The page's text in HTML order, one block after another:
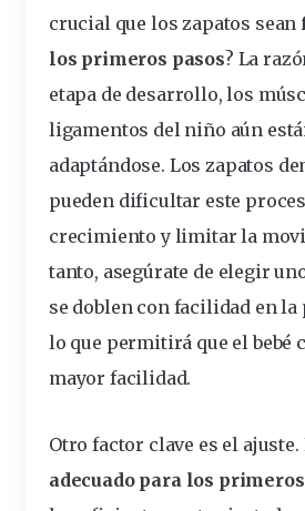
crucial que los zapatos sean
los primeros pasos? La
etapa de desarrollo, los
ligamentos del niño aún
adaptándose. Los zapatos
pueden dificultar este
crecimiento y limitar la
tanto, asegúrate de elegir
se doblen con facilidad en la
lo que permitirá que el bebé
mayor facilidad.
Otro factor clave es el ajuste.
adecuado para los